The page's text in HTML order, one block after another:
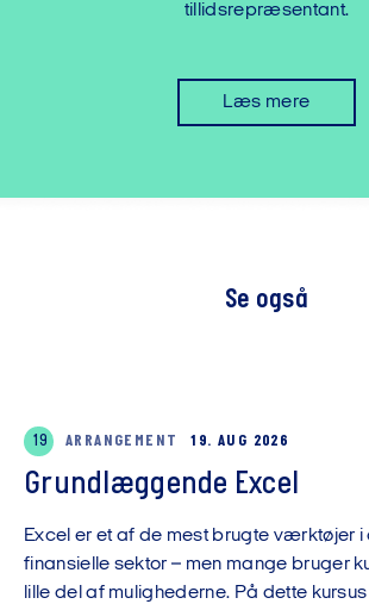
tillidsrepræsentant.
Læs mere
Se også
19 ARRANGEMENT 19. AUG 2026
Grundlæggende Excel
Excel er et af de mest brugte værktøjer i
finansielle sektor – men mange bruger
lille del af mulighederne. På dette